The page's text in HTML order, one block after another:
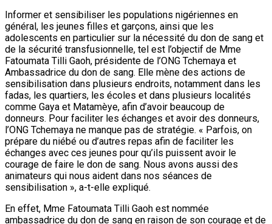
Informer et sensibiliser les populations nigériennes en
général, les jeunes filles et garçons, ainsi que les
adolescents en particulier sur la nécessité du don de sang et
de la sécurité transfusionnelle, tel est l’objectif de Mme
Fatoumata Tilli Gaoh, présidente de l’ONG Tchemaya et
Ambassadrice du don de sang. Elle mène des actions de
sensibilisation dans plusieurs endroits, notamment dans les
fadas, les quartiers, les écoles et dans plusieurs localités
comme Gaya et Matamèye, afin d’avoir beaucoup de
donneurs. Pour faciliter les échanges et avoir des donneurs,
l’ONG Tchemaya ne manque pas de stratégie. « Parfois, on
prépare du niébé ou d’autres repas afin de faciliter les
échanges avec ces jeunes pour qu’ils puissent avoir le
courage de faire le don de sang. Nous avons aussi des
animateurs qui nous aident dans nos séances de
sensibilisation », a-t-elle expliqué.
En effet, Mme Fatoumata Tilli Gaoh est nommée
ambassadrice du don de sang en raison de son courage et de